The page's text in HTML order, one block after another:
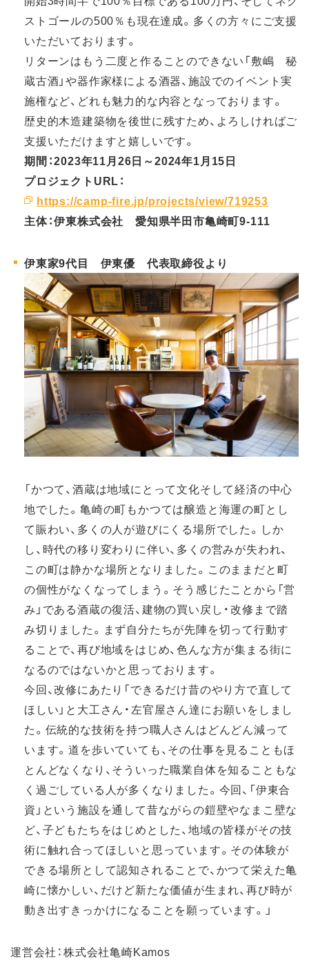
ストゴールの500％も現在達成。多くの方々にご支援
いただいております。
リターンはもう二度と作ることのできない「敷嶋 秘
蔵古酒」や器作家様による酒器、施設でのイベント実
施権など、どれも魅力的な内容となっております。
歴史的木造建築物を後世に残すため、よろしければご
支援いただけますと嬉しいです。
期間：2023年11月26日～2024年1月15日
プロジェクトURL：
https://camp-fire.jp/projects/view/719253
主体：伊東株式会社 愛知県半田市亀崎町9-111
伊東家9代目 伊東優 代表取締役より
「かつて、酒蔵は地域にとって文化そして経済の中心
地でした。亀崎の町もかつては醸造と海運の町とし
て賑わい、多くの人が遊びにくる場所でした。しか
し、時代の移り変わりに伴い、多くの営みが失われ、
この町は静かな場所となりました。このままだと町
の個性がなくなってしまう。そう感じたことから「営
み」である酒蔵の復活、建物の買い戻し・改修まで踏
み切りました。まず自分たちが先陣を切って行動す
ることで、再び地域をはじめ、色んな方が集まる街に
なるのではないかと思っております。
今回、改修にあたり「できるだけ昔のやり方で直して
ほしい」と大工さん・左官屋さん達にお願いをしまし
た。伝統的な技術を持つ職人さんはどんどん減って
います。道を歩いていても、その仕事を見ることもほ
とんどなくなり、そういった職業自体を知ることもな
く過ごしている人が多くなりました。今回、「伊東合
資」という施設を通して昔ながらの鎧壁やなまこ壁な
ど、子どもたちをはじめとした、地域の皆様がその技
術に触れ合ってほしいと思っています。その体験が
できる場所として認知されることで、かつて栄えた亀
崎に懐かしい、だけど新たな価値が生まれ、再び時が
動き出すきっかけになることを願っています。」
運営会社：株式会社亀崎Kamos